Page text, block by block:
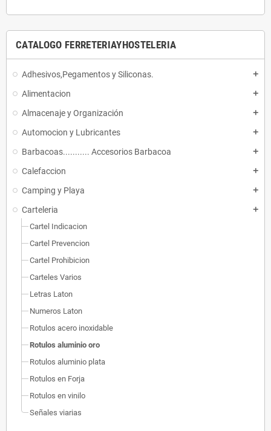
CATALOGO FERRETERIAYHOSTELERIA
Adhesivos,Pegamentos y Siliconas. add
Alimentacion add
Almacenaje y Organización add
Automocion y Lubricantes add
Barbacoas........... Accesorios Barbacoa add
Calefaccion add
Camping y Playa add
Carteleria add
Cartel Indicacion
Cartel Prevencion
Cartel Prohibicion
Carteles Varios
Letras Laton
Numeros Laton
Rotulos acero inoxidable
Rotulos aluminio oro
Rotulos aluminio plata
Rotulos en Forja
Rotulos en vinilo
Señales viarias